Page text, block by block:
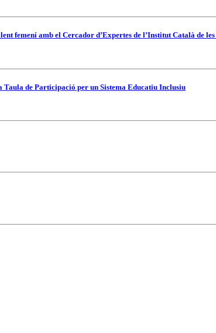
femení amb el Cercador d’Expertes de l’Institut Català de les
de Participació per un Sistema Educatiu Inclusiu